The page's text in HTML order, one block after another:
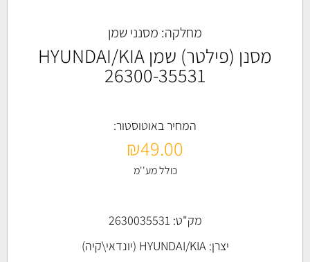
מחלקה: מסנני שמן
מסנן (פילטר) שמן HYUNDAI/KIA
26300-35531
המחיר באוטוסטור:
₪49.00
כולל מע''מ
מק"ט: 2630035531
יצרן:HYUNDAI/KIA (יונדאי\קיה)